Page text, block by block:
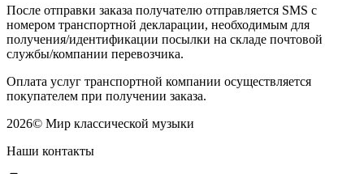
После отправки заказа получателю отправляется SMS с
номером транспортной декларации, необходимым для
получения/идентификации посылки на складе почтовой
службы/компании перевозчика.
Оплата услуг транспортной компании осуществляется
покупателем при получении заказа.
2026© Мир классической музыки
Наши контакты